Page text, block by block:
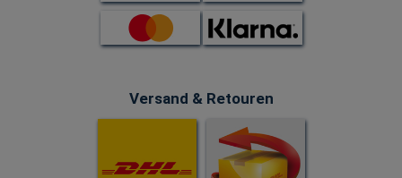
Versand & Retouren